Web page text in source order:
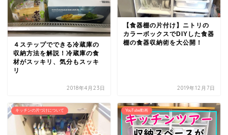
４ステップでできる冷蔵庫の
収納方法を解説！冷蔵庫の食
材がスッキリ、気分もスッキ
リ
2018年4月23日
【食器棚の片付け】ニトリの
カラーボックスでDIYした食器
棚の食器収納術を大公開！
2019年12月7日
キッチンの片づけについて YouTube動画